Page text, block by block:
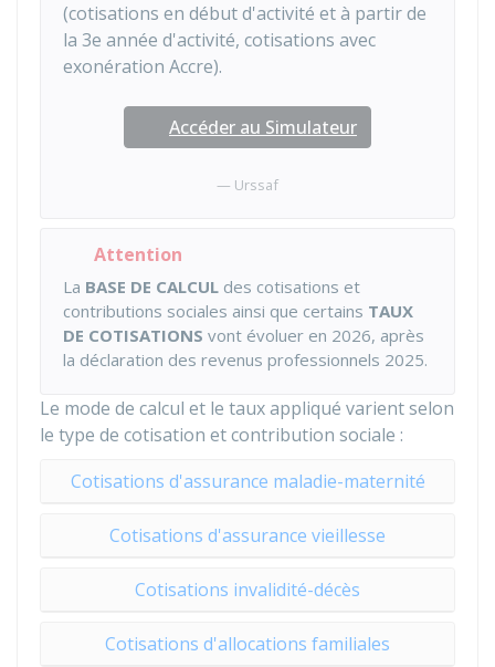
(cotisations en début d'activité et à partir de
la 3e année d'activité, cotisations avec
exonération Accre).
Accéder au Simulateur
Urssaf
Attention
La BASE DE CALCUL des cotisations et
contributions sociales ainsi que certains TAUX
DE COTISATIONS vont évoluer en 2026, après
la déclaration des revenus professionnels 2025.
Le mode de calcul et le taux appliqué varient selon
le type de cotisation et contribution sociale :
Cotisations d'assurance maladie-maternité
Cotisations d'assurance vieillesse
Cotisations invalidité-décès
Cotisations d'allocations familiales